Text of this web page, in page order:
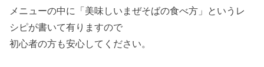
メニューの中に「美味しいまぜそばの食べ方」というレ
シピが書いて有りますので
初心者の方も安心してください。